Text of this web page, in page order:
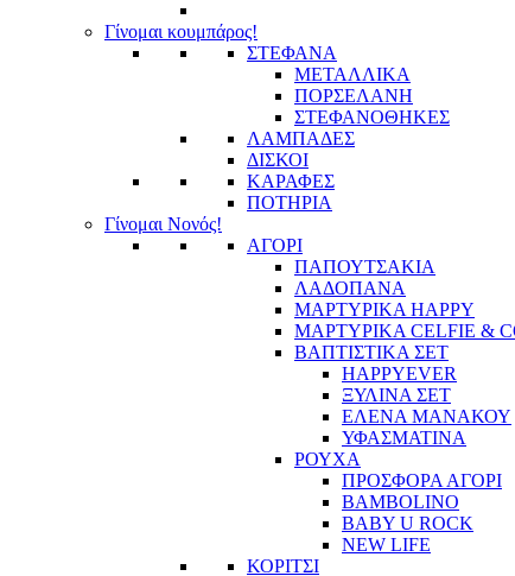
Γίνομαι κουμπάρος!
ΣΤΕΦΑΝΑ
ΜΕΤΑΛΛΙΚΑ
ΠΟΡΣΕΛΑΝΗ
ΣΤΕΦΑΝΟΘΗΚΕΣ
ΛΑΜΠΑΔΕΣ
ΔΙΣΚΟΙ
ΚΑΡΑΦΕΣ
ΠΟΤΗΡΙΑ
Γίνομαι Νονός!
ΑΓΟΡΙ
ΠΑΠΟΥΤΣΑΚΙΑ
ΛΑΔΟΠΑΝΑ
ΜΑΡΤΥΡΙΚΑ HAPPY
ΜΑΡΤΥΡΙΚΑ CELFIE &
ΒΑΠΤΙΣΤΙΚΑ ΣΕΤ
HAPPYEVER
ΞΥΛΙΝΑ ΣΕΤ
ΕΛΕΝΑ ΜΑΝΑΚΟΥ
ΥΦΑΣΜΑΤΙΝΑ
ΡΟΥΧΑ
ΠΡΟΣΦΟΡΑ ΑΓΟΡΙ
BAMBOLINO
BABY U ROCK
NEW LIFE
ΚΟΡΙΤΣΙ